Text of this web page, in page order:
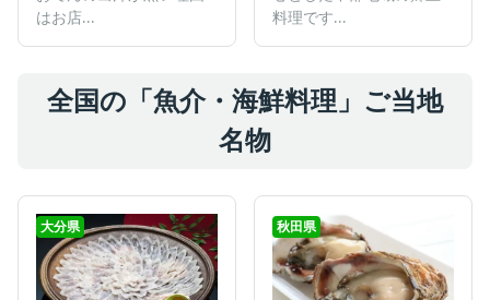
はお店...
料理です...
全国の「魚介・海鮮料理」ご当地
名物
大分県 秋田県